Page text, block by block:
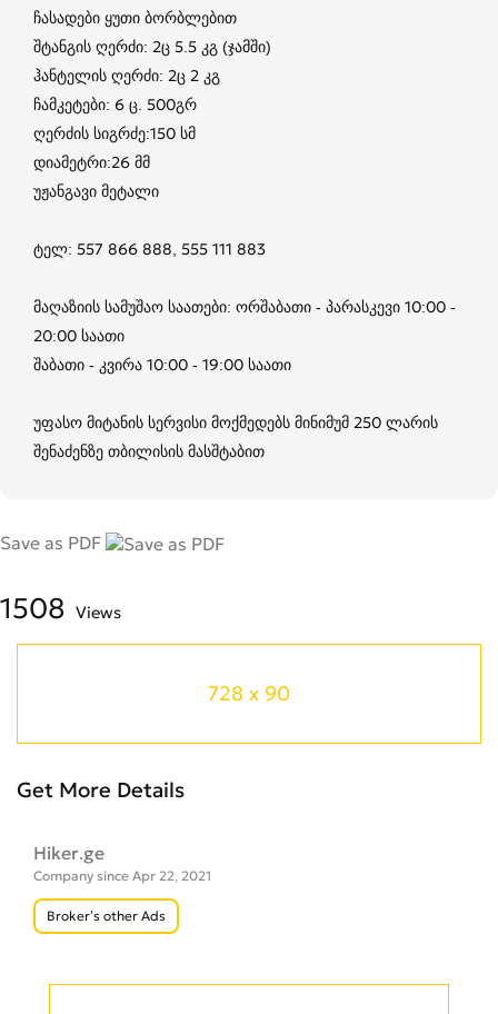
ჩასადები ყუთი ბორბლებით
შტანგის ღერძი: 2ც 5.5 კგ (ჯამში)
ჰანტელის ღერძი: 2ც 2 კგ
ჩამკეტები: 6 ც. 500გრ
ღერძის სიგრძე:150 სმ
დიამეტრი:26 მმ
უჟანგავი მეტალი
ტელ: 557 866 888, 555 111 883
მაღაზიის სამუშაო საათები: ორშაბათი - პარასკევი 10:00 -
20:00 საათი
შაბათი - კვირა 10:00 - 19:00 საათი
უფასო მიტანის სერვისი მოქმედებს მინიმუმ 250 ლარის
შენაძენზე თბილისის მასშტაბით
Save as PDF
1508 Views
728 x 90
Get More Details
Hiker.ge
Company since Apr 22, 2021
Broker’s other Ads